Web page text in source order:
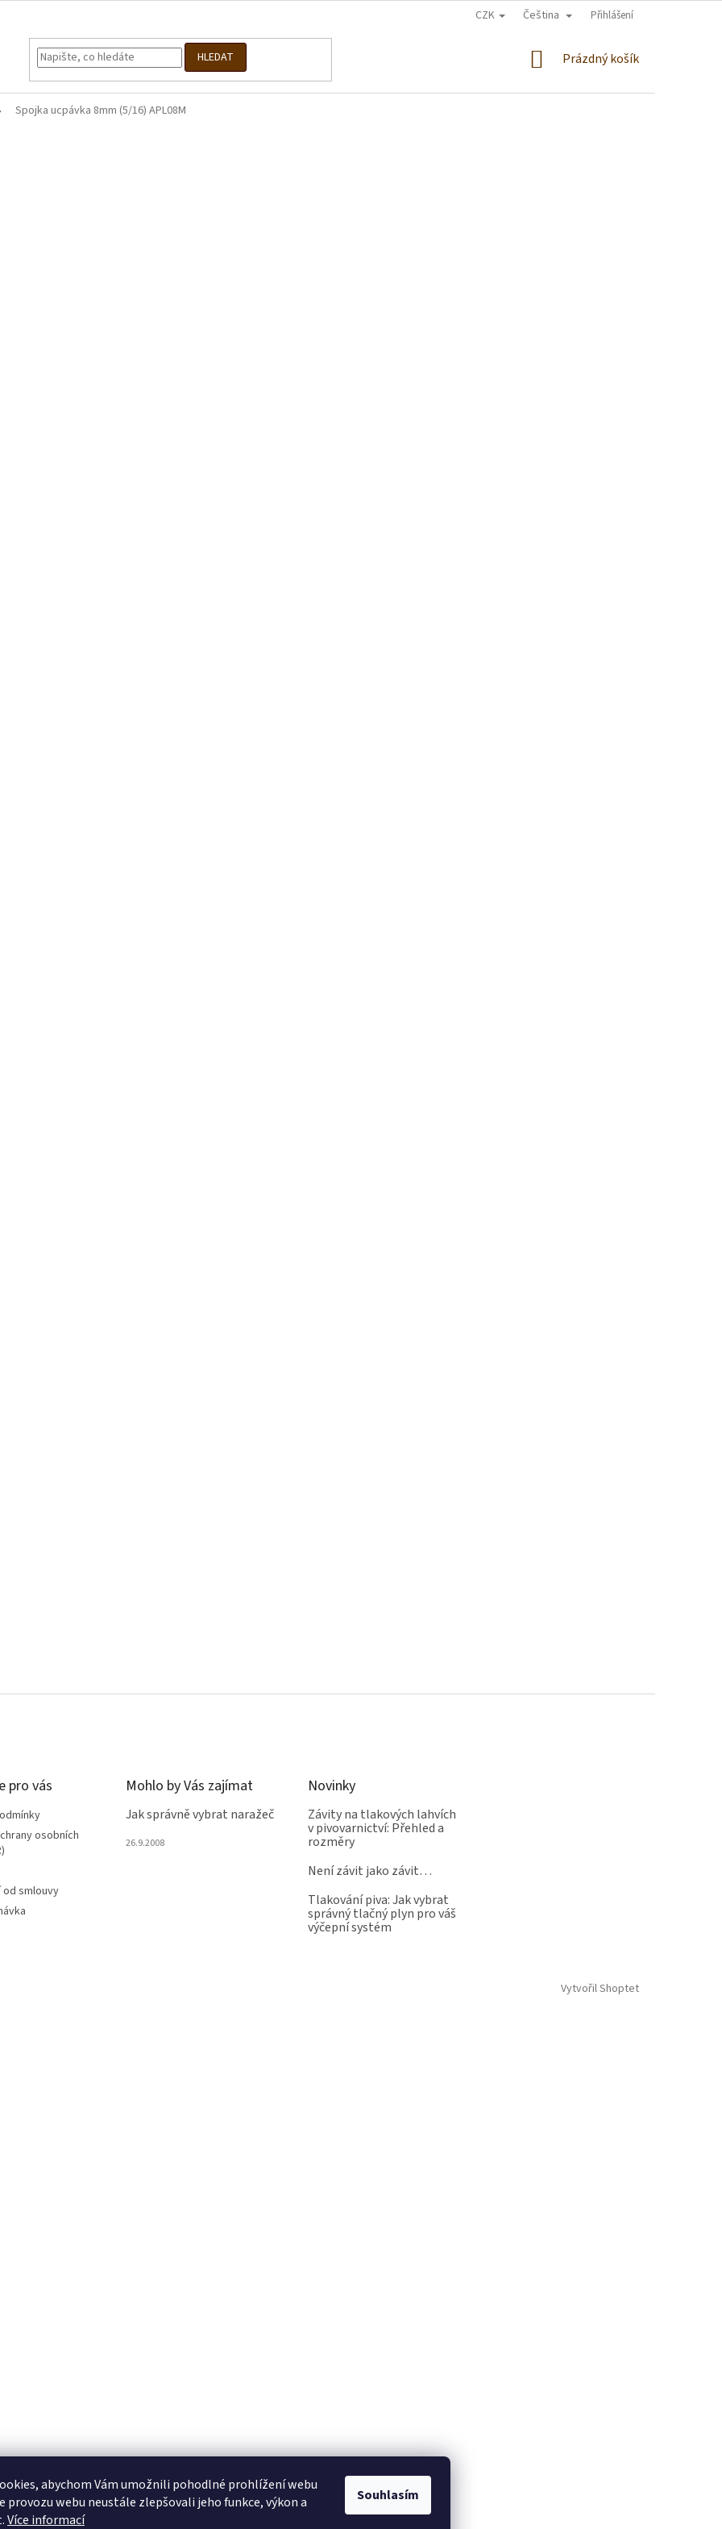
abychom Vám umožnili pohodlné prohlížení webu
provozu webu neustále zlepšovali jeho funkce, výkon a
Více informací
Souhlasím
CZK Čeština Přihlášení
HLEDAT
NÁKUPNÍ
Prázdný košík
Spojka ucpávka 8mm (5/16) APL08M
pro vás
osobních
smlouvy
Mohlo by Vás zajímat
Jak správně vybrat naražeč
26.9.2008
Novinky
Závity na tlakových lahvích
v pivovarnictví: Přehled a
rozměry
Není závit jako závit…
Tlakování piva: Jak vybrat
správný tlačný plyn pro váš
výčepní systém
Vytvořil Shoptet